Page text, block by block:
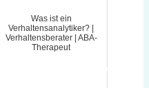
Was ist ein
Verhaltensanalytiker? |
Verhaltensberater | ABA-
Therapeut